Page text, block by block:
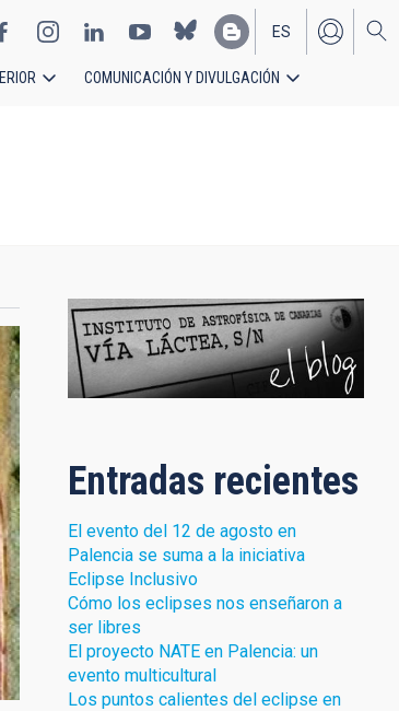
EN
ES
COMUNICACIÓN Y DIVULGACIÓN
Entradas recientes
El evento del 12 de agosto en
Palencia se suma a la iniciativa
Eclipse Inclusivo
Cómo los eclipses nos enseñaron a
ser libres
El proyecto NATE en Palencia: un
evento multicultural
Los puntos calientes del eclipse en